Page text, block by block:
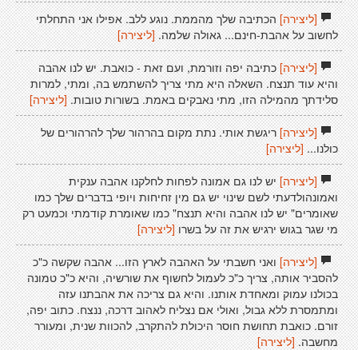
[ליצירה]הכתיבה שלך מהממת. נוגע ללב. אפילו אני התחלתי
לחשוב על אהבת-חינם... גאולה שלמה. [ליצירה]
[ליצירה]כתיבה יפה וזורמת, ועם זאת - כואבת. יש לנו אהבה
והיא עוד תנצח. השאלה היא מתי צריך להשתמש בה, ומתי, למרות
סלידתך מהמילה הזו, מתי נאבקים באמת. בשורות טובות. [ליצירה]
[ליצירה]ריגשת אותי. נתת מקום בהרהור שלך להרהורים של
כולנו... [ליצירה]
[ליצירה]יש לנו גם אמונה לפחות לחלקנו אהבה ענקית
ואמונהולדעתי לשם שינוי יש גם מין זחיחות ויופי בדברים שלך כמו
שאומרים" יש לנו אהבה והיא תנצח" כמו שאומרת קודמתי וכמעט רק
מי שגר בגוש ירגיש את זה על בשרו [ליצירה]
[ליצירה]ואני חשבתי על האהבה לארץ הזו... אהבה שקשה כ"כ
להסביר אותה, צריך כ"כ לעמול לחשוף את שורשיה, והיא כ"כ טמונה
בכולנו עמוק ומאחדת אותנו. והיא גם צריכה את אהבתנו עזה
ומתמסרת ללא גבול, ואולי אם נצליח לאהוב דרכה, ננצח. כתוב יפה,
זורם. כואבת תחושת חוסר היכולת להתקרב, להכוות שנית, ומעורר
מחשבה. [ליצירה]